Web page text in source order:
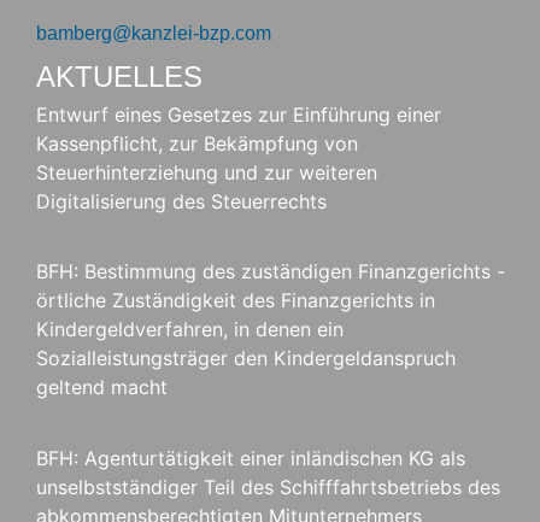
bamberg@kanzlei-bzp.com
AKTUELLES
Entwurf eines Gesetzes zur Einführung einer
Kassenpflicht, zur Bekämpfung von
Steuerhinterziehung und zur weiteren
Digitalisierung des Steuerrechts
BFH: Bestimmung des zuständigen Finanzgerichts -
örtliche Zuständigkeit des Finanzgerichts in
Kindergeldverfahren, in denen ein
Sozialleistungsträger den Kindergeldanspruch
geltend macht
BFH: Agenturtätigkeit einer inländischen KG als
unselbstständiger Teil des Schifffahrtsbetriebs des
abkommensberechtigten Mitunternehmers